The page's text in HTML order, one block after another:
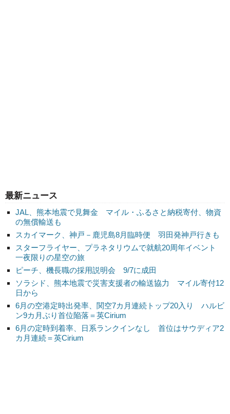
最新ニュース
JAL、熊本地震で見舞金 マイル・ふるさと納税寄付、物資
の無償輸送も
スカイマーク、神戸－鹿児島8月臨時便 羽田発神戸行きも
スターフライヤー、プラネタリウムで就航20周年イベント
一夜限りの星空の旅
ピーチ、機長職の採用説明会 9/7に成田
ソラシド、熊本地震で災害支援者の輸送協力 マイル寄付12
日から
6月の空港定時出発率、関空7カ月連続トップ20入り ハルビ
ン9カ月ぶり首位陥落＝英Cirium
6月の定時到着率、日系ランクインなし 首位はサウディア2
カ月連続＝英Cirium